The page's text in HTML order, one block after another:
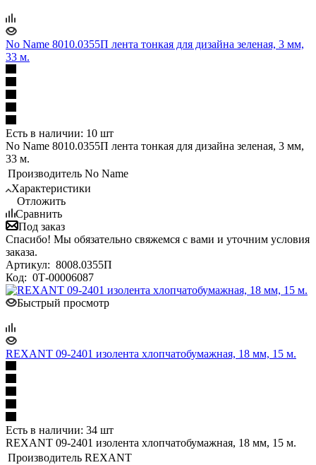
No Name 8010.0355П лента тонкая для дизайна зеленая, 3 мм,
33 м.
Есть в наличии: 10 шт
No Name 8010.0355П лента тонкая для дизайна зеленая, 3 мм,
33 м.
Производитель No Name
Характеристики
Отложить
Сравнить
Под заказ
Спасибо! Мы обязательно свяжемся с вами и уточним условия
заказа.
Артикул: 8008.0355П
Код: 0Т-00006087
Быстрый просмотр
REXANT 09-2401 изолента хлопчатобумажная, 18 мм, 15 м.
Есть в наличии: 34 шт
REXANT 09-2401 изолента хлопчатобумажная, 18 мм, 15 м.
Производитель REXANT